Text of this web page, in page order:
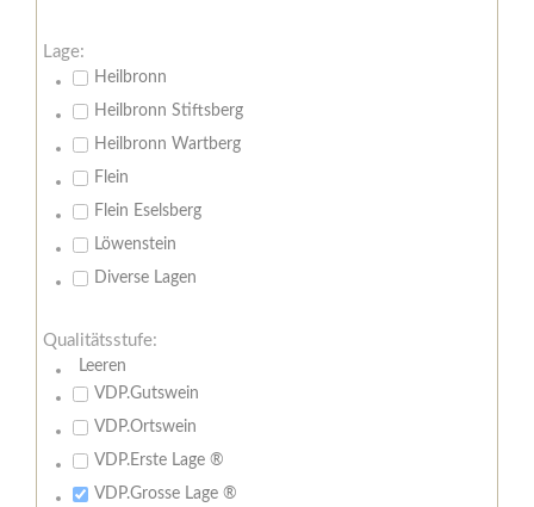
Lage:
Heilbronn
Heilbronn Stiftsberg
Heilbronn Wartberg
Flein
Flein Eselsberg
Löwenstein
Diverse Lagen
Qualitätsstufe:
Leeren
VDP.Gutswein
VDP.Ortswein
VDP.Erste Lage ®
VDP.Grosse Lage ®